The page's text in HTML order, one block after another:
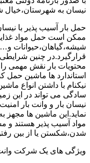
نیسان به شهرستان،خیال
حمل بار آسیب پذیر با
ممکن است حمل مواد
شیشه،گیاهان،حیوانات
قرارگیرد.در چنین
محتویات بار نقش مهمی را
استاندارد ها ماشین حمل
نیکنام با داشتن انواع
سادگی می تواند در این
نیسان بار و وانت بار
نماید.این ماشین ها مجهز
مواد آسیب پذیر هستند و
شدن،شکستن یا از بین رفتن
ویژگی های یک شرکت